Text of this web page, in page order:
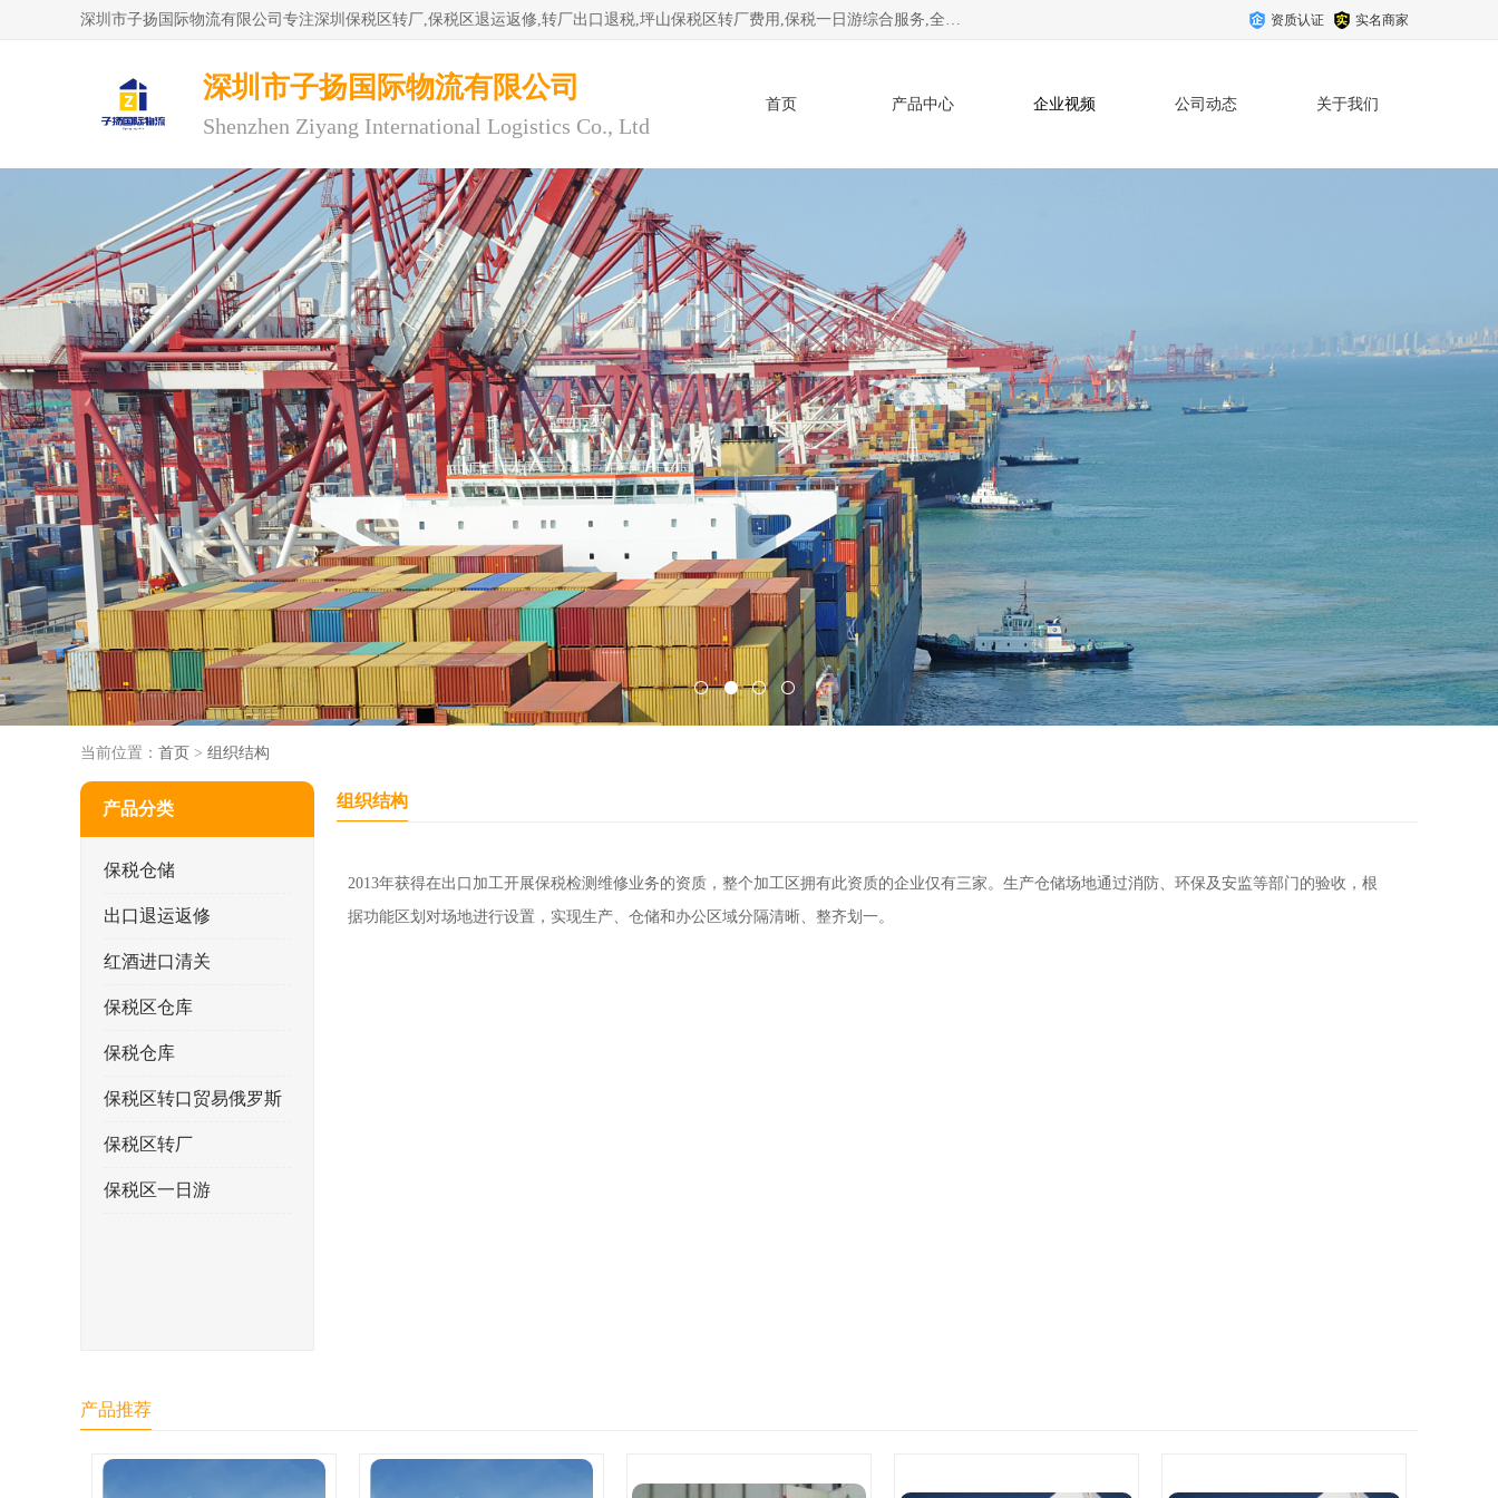
深圳市子扬国际物流有限公司专注深圳保税区转厂,保税区退运返修,转厂出口退税,坪山保税区转厂费用,保税一日游综合服务,全程托管，公司是严格按照“专业化定位、综合化经营、差异化发展”的经营思路建立的现代第三方物流，在通关业务、保税区仓储、退运返修、供应链金融方面具有较强的竞争优势。公司秉承“高效专业、服务客户、创新发展”的经营理念，已发展成为国内外知名企业的战略合作商。 资质认证 实名商家
深圳市子扬国际物流有限公司
Shenzhen Ziyang International Logistics Co., Ltd
首页 产品中心 企业视频 公司动态 关于我们
当前位置： 首页 > 组织结构
产品分类
保税仓储
出口退运返修
红酒进口清关
保税区仓库
保税仓库
保税区转口贸易俄罗斯
保税区转厂
保税区一日游
组织结构
2013年获得在出口加工开展保税检测维修业务的资质，整个加工区拥有此资质的企业仅有三家。生产仓储场地通过消防、环保及安监等部门的验收，根
据功能区划对场地进行设置，实现生产、仓储和办公区域分隔清晰、整齐划一。
产品推荐